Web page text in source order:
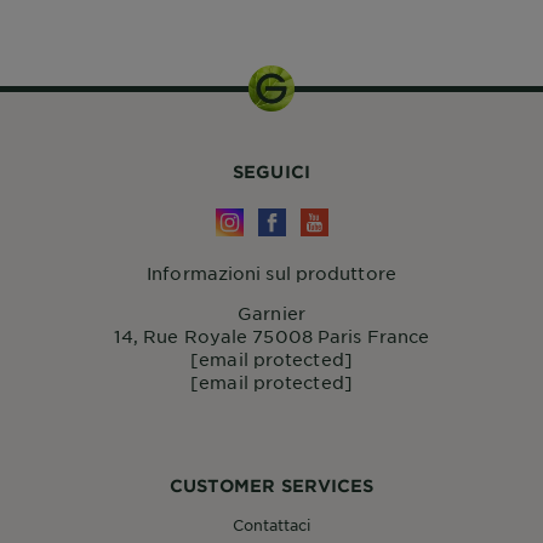
CUSTOMER SERVICES
Contattaci
SEGUICI
Informazioni sul produttore
Garnier
14, Rue Royale 75008 Paris France
[email protected]
[email protected]